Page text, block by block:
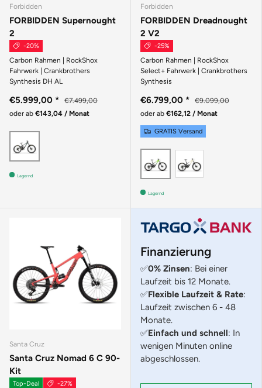
Forbidden
FORBIDDEN Supernought
2
-20%
Carbon Rahmen | RockShox
Fahrwerk | Crankbrothers
Synthesis DH AL
€5.999,00 *
€7.499,00
oder ab €143,04 / Monat
Lagernd
Forbidden
FORBIDDEN Dreadnought
2 V2
-25%
Carbon Rahmen | RockShox
Select+ Fahrwerk | Crankbrothers
Synthesis
€6.799,00 *
€9.099,00
oder ab €162,12 / Monat
GRATIS Versand
Lagernd
Santa Cruz
Santa Cruz Nomad 6 C 90-
Kit
Top-Deal -27%
Finanzierung
✅0% Zinsen: Bei einer
Laufzeit bis 12 Monate.
✅Flexible Laufzeit & Rate:
Laufzeit zwischen 6 - 48
Monate.
✅Einfach und schnell: In
wenigen Minuten online
abgeschlossen.